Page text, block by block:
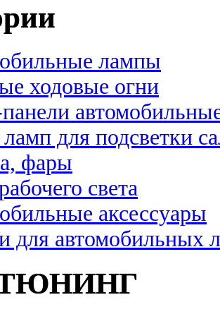
лампы
ходовые огни
для подсветки
фары
света
аксессуары
для автомобильных